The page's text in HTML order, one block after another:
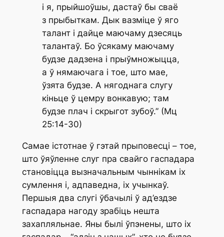
і я, прыйшоўшы, дастаў бы сваё
з прыбыткам. Дык вазміце ў яго
талант і дайце маючаму дзесяць
талантаў. Бо ўсякаму маючаму
будзе дадзена і прыўмножыцца,
а ў нямаючага і тое, што мае,
ўзята будзе. А нягоднага слугу
кіньце ў цемру вонкавую; там
будзе плач і скрыгот зубоў.” (Мц
25:14-30)
Самае істотнае ў гэтай прыповесці – тое,
што ўяўленне слуг пра свайго гаспадара
становіцца вызначальным чыннікам іх
сумлення і, адпаведна, іх учынкаў.
Першыя два слугі ўбачылі ў ад’ездзе
гаспадара нагоду зрабіць нешта
захапляльнае. Яны былі ўпэнены, што іх